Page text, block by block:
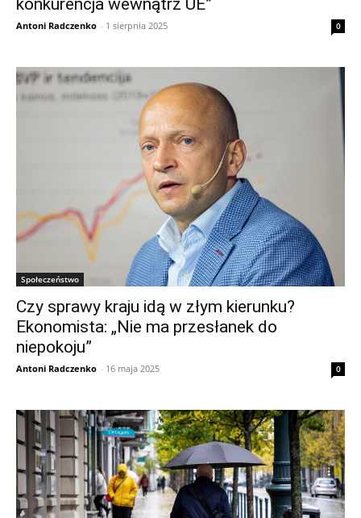
konkurencja wewnątrz UE”
Antoni Radczenko - 1 sierpnia 2025 0
Społeczeństwo
Czy sprawy kraju idą w złym kierunku?
Ekonomista: „Nie ma przesłanek do
niepokoju”
Antoni Radczenko - 16 maja 2025 0